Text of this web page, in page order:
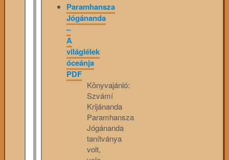
Paramhansza
Jógánanda
–
A
világlélek
óceánja
PDF
Könyvajánló:
Szvámí
Krijánanda
Paramhansza
Jógánanda
tanítványa
volt,